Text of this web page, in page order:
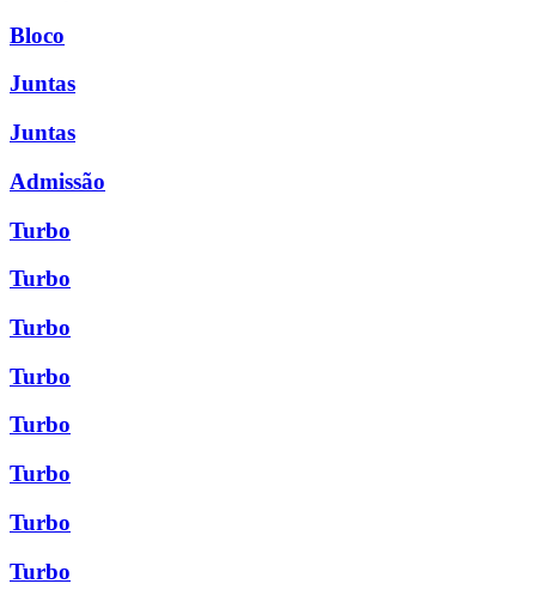
Bloco
Juntas
Juntas
Admissão
Turbo
Turbo
Turbo
Turbo
Turbo
Turbo
Turbo
Turbo